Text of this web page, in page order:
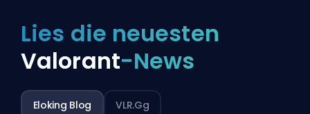
Lies die neuesten
Valorant-News
Eloking Blog VLR.gg